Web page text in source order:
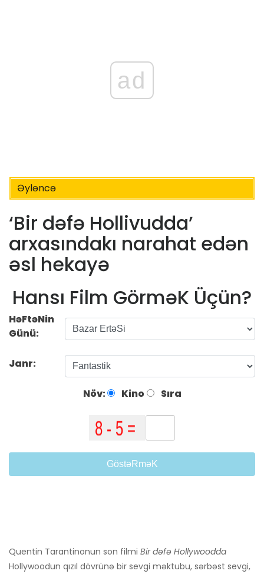
ad
Əyləncə
‘Bir dəfə Hollivudda’
arxasındakı narahat edən
əsl hekayə
Hansı Film GörməK Üçün?
HəFtəNin
Günü:
Janr:
Növ: Kino Sıra
GöstəRməK
Quentin Tarantinonun son filmi Bir dəfə Hollywoodda
Hollywoodun qızıl dövrünə bir sevgi məktubu, sərbəst sevgi,